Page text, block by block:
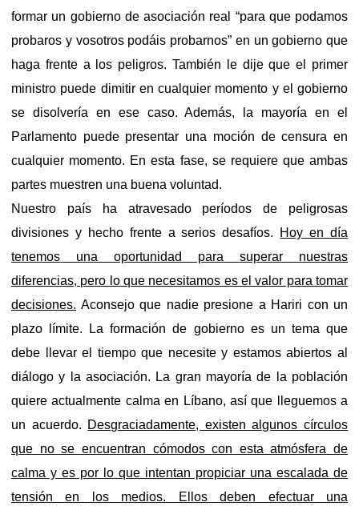
formar un gobierno de asociación real “para que podamos
probaros y vosotros podáis probarnos” en un gobierno que
haga frente a los peligros. También le dije que el primer
ministro puede dimitir en cualquier momento y el gobierno
se disolvería en ese caso. Además, la mayoría en el
Parlamento puede presentar una moción de censura en
cualquier momento. En esta fase, se requiere que ambas
partes muestren una buena voluntad.
Nuestro país ha atravesado períodos de peligrosas
divisiones y hecho frente a serios desafíos.
Hoy en día
tenemos una oportunidad para superar nuestras
diferencias, pero lo que necesitamos es el valor para tomar
decisiones. Aconsejo que nadie presione a Hariri con un
plazo límite. La formación de gobierno es un tema que
debe llevar el tiempo que necesite y estamos abiertos al
diálogo y la asociación. La gran mayoría de la población
quiere actualmente calma en Líbano, así que lleguemos a
un acuerdo. Desgraciadamente, existen algunos círculos
que no se encuentran cómodos con esta atmósfera de
calma y es por lo que intentan propiciar una escalada de
tensión en los medios. Ellos deben efectuar una